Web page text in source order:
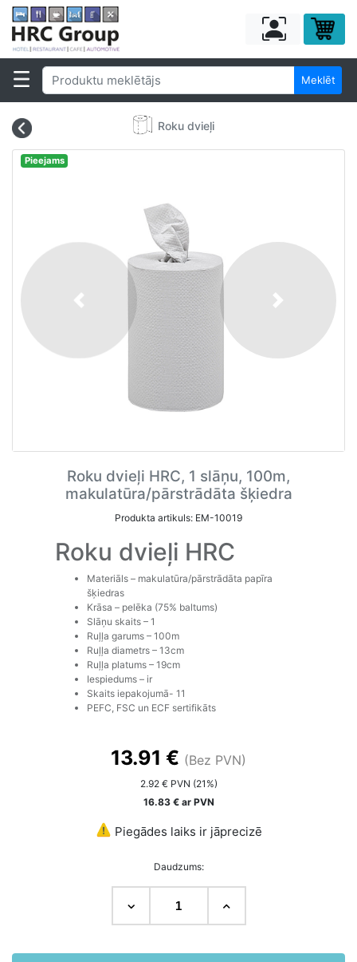
Meklēt
Roku dvieļi
Pieejams
Previous Next
Roku dvieļi HRC, 1 slāņu, 100m,
makulatūra/pārstrādāta šķiedra
Produkta artikuls: EM-10019
Roku dvieļi HRC
Materiāls – makulatūra/pārstrādāta papīra
šķiedras
Krāsa – pelēka (75% baltums)
Slāņu skaits – 1
Ruļļa garums – 100m
Ruļļa diametrs – 13cm
Ruļļa platums – 19cm
Iespiedums – ir
Skaits iepakojumā- 11
PEFC, FSC un ECF sertifikāts
13.91 € (Bez PVN)
2.92 € PVN (21%)
16.83 € ar PVN
Piegādes laiks ir jāprecizē
Daudzums: